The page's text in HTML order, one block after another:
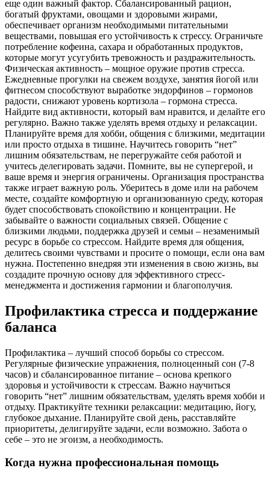
еще один важный фактор. Сбалансированный рацион,
богатый фруктами, овощами и здоровыми жирами,
обеспечивает организм необходимыми питательными
веществами, повышая его устойчивость к стрессу. Ограничьте
потребление кофеина, сахара и обработанных продуктов,
которые могут усугубить тревожность и раздражительность.
Физическая активность – мощное оружие против стресса.
Ежедневные прогулки на свежем воздухе, занятия йогой или
фитнесом способствуют выработке эндорфинов – гормонов
радости, снижают уровень кортизола – гормона стресса.
Найдите вид активности, который вам нравится, и делайте его
регулярно. Важно также уделять время отдыху и релаксации.
Планируйте время для хобби, общения с близкими, медитации
или просто отдыха в тишине. Научитесь говорить “нет”
лишним обязательствам, не перегружайте себя работой и
учитесь делегировать задачи. Помните, вы не супергерой, и
ваше время и энергия ограничены. Организация пространства
также играет важную роль. Уберитесь в доме или на рабочем
месте, создайте комфортную и организованную среду, которая
будет способствовать спокойствию и концентрации. Не
забывайте о важности социальных связей. Общение с
близкими людьми, поддержка друзей и семьи – незаменимый
ресурс в борьбе со стрессом. Найдите время для общения,
делитесь своими чувствами и просите о помощи, если она вам
нужна. Постепенно внедряя эти изменения в свою жизнь, вы
создадите прочную основу для эффективного стресс-
менеджмента и достижения гармонии и благополучия.
Профилактика стресса и поддержание
баланса
Профилактика – лучший способ борьбы со стрессом.
Регулярные физические упражнения, полноценный сон (7-8
часов) и сбалансированное питание – основа крепкого
здоровья и устойчивости к стрессам. Важно научиться
говорить “нет” лишним обязательствам, уделять время хобби и
отдыху. Практикуйте техники релаксации: медитацию, йогу,
глубокое дыхание. Планируйте свой день, расставляйте
приоритеты, делигируйте задачи, если возможно. Забота о
себе – это не эгоизм, а необходимость.
Когда нужна профессиональная помощь